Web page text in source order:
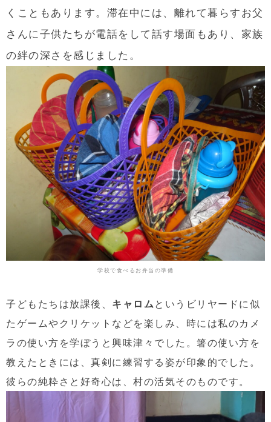
くこともあります。滞在中には、離れて暮らすお父
さんに子供たちが電話をして話す場面もあり、家族
の絆の深さを感じました。
学校で食べるお弁当の準備
子どもたちは放課後、 キャロムというビリヤードに似
たゲームやクリケットなどを楽しみ、時には私のカメ
ラの使い方を学ぼうと興味津々でした。箸の使い方を
教えたときには、真剣に練習する姿が印象的でした。
彼らの純粋さと好奇心は、村の活気そのものです。